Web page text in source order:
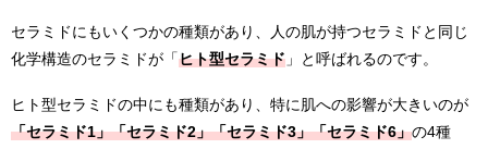
セラミドにもいくつかの種類があり、人の肌が持つセラミドと同じ
化学構造のセラミドが「ヒト型セラミド 」と呼ばれるのです。
ヒト型セラミドの中にも種類があり、特に肌への影響が大きいのが
「セラミド1」「セラミド2」「セラミド3」「セラミド6」の4種